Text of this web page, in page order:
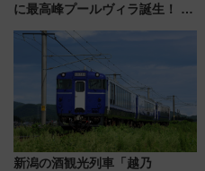
に最高峰プールヴィラ誕生！ 石
美旅「何もしない贅沢」を体験
してみない？
新潟の酒観光列車「越乃